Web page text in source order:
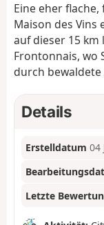
Eine eher
Maison des Vins
auf dieser 15 km
Frontonnais, wo
durch
Details
Erstelldatum 04
Letzte